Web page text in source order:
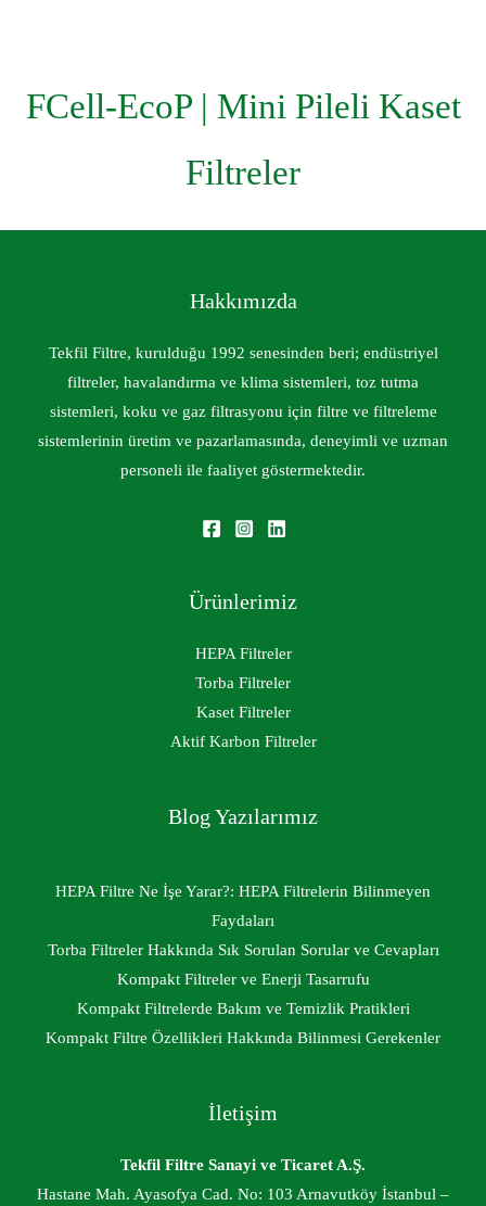
FCell-EcoP | Mini Pileli Kaset
Filtreler
Hakkımızda
Tekfil Filtre, kurulduğu 1992 senesinden beri; endüstriyel
filtreler, havalandırma ve klima sistemleri, toz tutma
sistemleri, koku ve gaz filtrasyonu için filtre ve filtreleme
sistemlerinin üretim ve pazarlamasında, deneyimli ve uzman
personeli ile faaliyet göstermektedir.
Ürünlerimiz
HEPA Filtreler
Torba Filtreler
Kaset Filtreler
Aktif Karbon Filtreler
Blog Yazılarımız
HEPA Filtre Ne İşe Yarar?: HEPA Filtrelerin Bilinmeyen
Faydaları
Torba Filtreler Hakkında Sık Sorulan Sorular ve Cevapları
Kompakt Filtreler ve Enerji Tasarrufu
Kompakt Filtrelerde Bakım ve Temizlik Pratikleri
Kompakt Filtre Özellikleri Hakkında Bilinmesi Gerekenler
İletişim
Tekfil Filtre Sanayi ve Ticaret A.Ş.
Hastane Mah. Ayasofya Cad. No: 103 Arnavutköy İstanbul –